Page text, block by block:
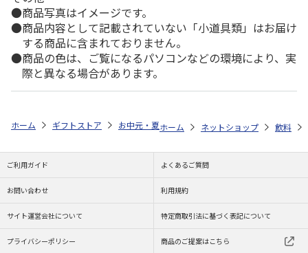
商品写真はイメージです。
商品内容として記載されていない「小道具類」はお届け
する商品に含まれておりません。
商品の色は、ご覧になるパソコンなどの環境により、実
際と異なる場合があります。
ホーム ギフトストア お中元・夏ギフト特集 2026 ゆうゆうギフト
ホーム ネットショップ 飲料
ご利用ガイド よくあるご質問
お問い合わせ 利用規約
サイト運営会社について 特定商取引法に基づく表記について
プライバシーポリシー 商品のご提案はこちら